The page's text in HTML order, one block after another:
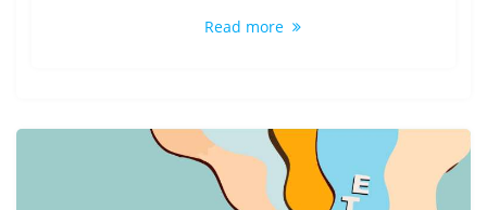
Read more